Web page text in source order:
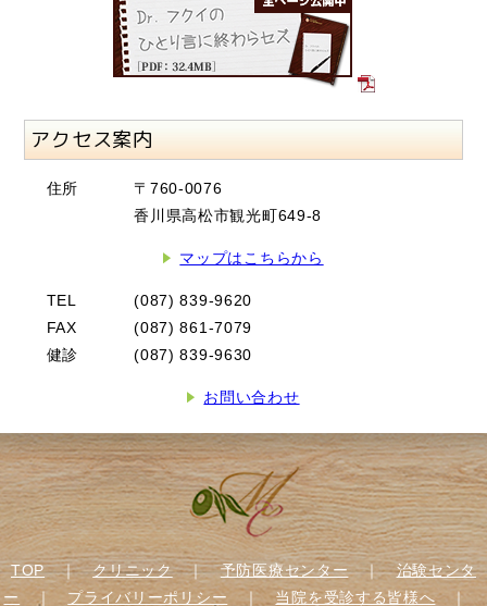
アクセス案内
住所
〒760-0076
香川県高松市観光町649-8
マップはこちらから
TEL
(087) 839-9620
FAX
(087) 861-7079
健診
(087) 839-9630
お問い合わせ
TOP｜クリニック｜予防医療センター｜治験センタ
ー
｜ プライバリーポリシー ｜当院を受診する皆様へ｜